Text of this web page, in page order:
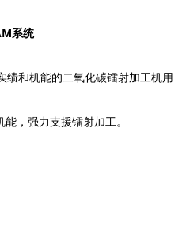
系统
绩和机能的二氧化碳镭射加工机用
，强力支援镭射加工。